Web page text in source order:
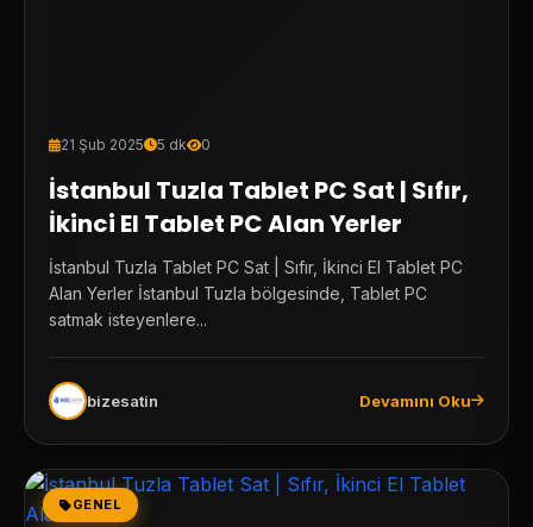
21 Şub 2025 5 dk 0
İstanbul Tuzla Tablet PC Sat | Sıfır,
İkinci El Tablet PC Alan Yerler
İstanbul Tuzla Tablet PC Sat | Sıfır, İkinci El Tablet PC
Alan Yerler İstanbul Tuzla bölgesinde, Tablet PC
satmak isteyenlere...
bizesatin Devamını Oku
GENEL